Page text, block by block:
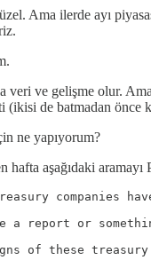
Ama ilerde ayı
veri ve gelişme olur.
(ikisi de batmadan
ne yapıyorum?
aşağıdaki
companies
a report or
of these